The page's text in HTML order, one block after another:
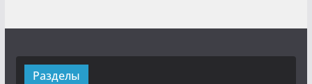
Разделы